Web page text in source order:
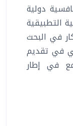
دولية
التطبيقية
في البحث
في تقديم
في إطار